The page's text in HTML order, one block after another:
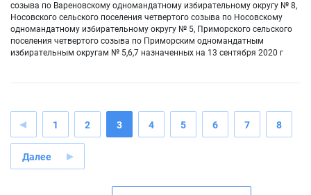
созыва по Вареновскому одномандатному избирательному округу № 8,
Носовского сельского поселения четвертого созыва по Носовскому
одномандатному избирательному округу № 5, Приморского сельского
поселения четвертого созыва по Приморским одномандатным
избирательным округам № 5,6,7 назначенных на 13 сентября 2020 г
1 2 3 4 5 6 7 8
Далее